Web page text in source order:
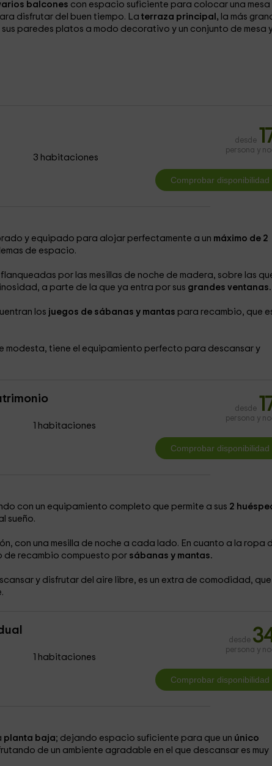
balcones con espacio suficiente para colocar una mesa
disfrutar del buen tiempo. La terraza principal, la más
paredes platos a modo decorativo y un conjunto de mesa
3 habitaciones
desde
persona y
y equipado para alojar perfectamente a un máximo de 2
de espacio.
por las mesillas de noche de madera, sobre las
a parte de la que ya entra por sus grandes ventanas.
los juegos de sábanas y mantas para recambio, que
modesta, tiene el equipamiento perfecto para descansar y
1 habitaciones
desde
persona y
con un equipamiento completo que permite a sus 2
sueño.
con una mesilla de noche a cada lado. En cuanto a la ropa
de recambio compuesto porsábanas y mantas.
y disfrutar del aire libre, es un extra de comodidad, que
1 habitaciones
desde
persona y
planta baja; dejando espacio suficiente para que un único
de un ambiente agradable en el que descansar es muy